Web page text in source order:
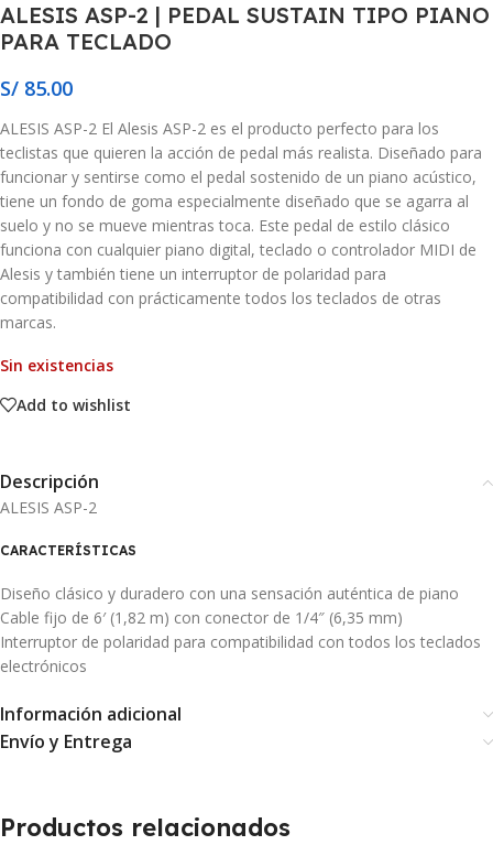
ALESIS ASP-2 | PEDAL SUSTAIN TIPO PIANO
PARA TECLADO
S/ 85.00
ALESIS ASP-2 El Alesis ASP-2 es el producto perfecto para los
teclistas que quieren la acción de pedal más realista. Diseñado para
funcionar y sentirse como el pedal sostenido de un piano acústico,
tiene un fondo de goma especialmente diseñado que se agarra al
suelo y no se mueve mientras toca. Este pedal de estilo clásico
funciona con cualquier piano digital, teclado o controlador MIDI de
Alesis y también tiene un interruptor de polaridad para
compatibilidad con prácticamente todos los teclados de otras
marcas.
Sin existencias
Add to wishlist
Descripción
ALESIS ASP-2
CARACTERÍSTICAS
Diseño clásico y duradero con una sensación auténtica de piano
Cable fijo de 6′ (1,82 m) con conector de 1/4″ (6,35 mm)
Interruptor de polaridad para compatibilidad con todos los teclados
electrónicos
Información adicional
Envío y Entrega
Productos relacionados